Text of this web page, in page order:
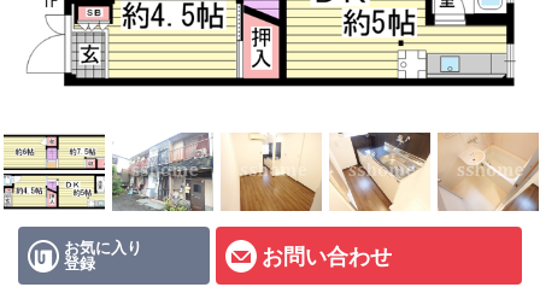
地図から探す
店舗情報·アクセス
会社概要
メールでお問い合わせ
お気に入り
登録 お問い合わせ